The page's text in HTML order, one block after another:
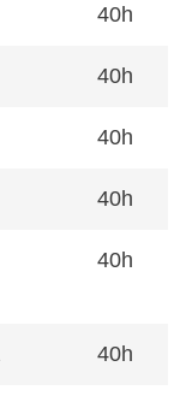
40h
40h
40h
40h
40h
40h